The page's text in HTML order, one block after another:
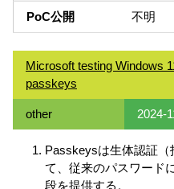
PoC公開 不明
Microsoft testing Windows
passkeys
other 2024-
Passkeysは生体認証（
て、従来のパスワード
段を提供する。